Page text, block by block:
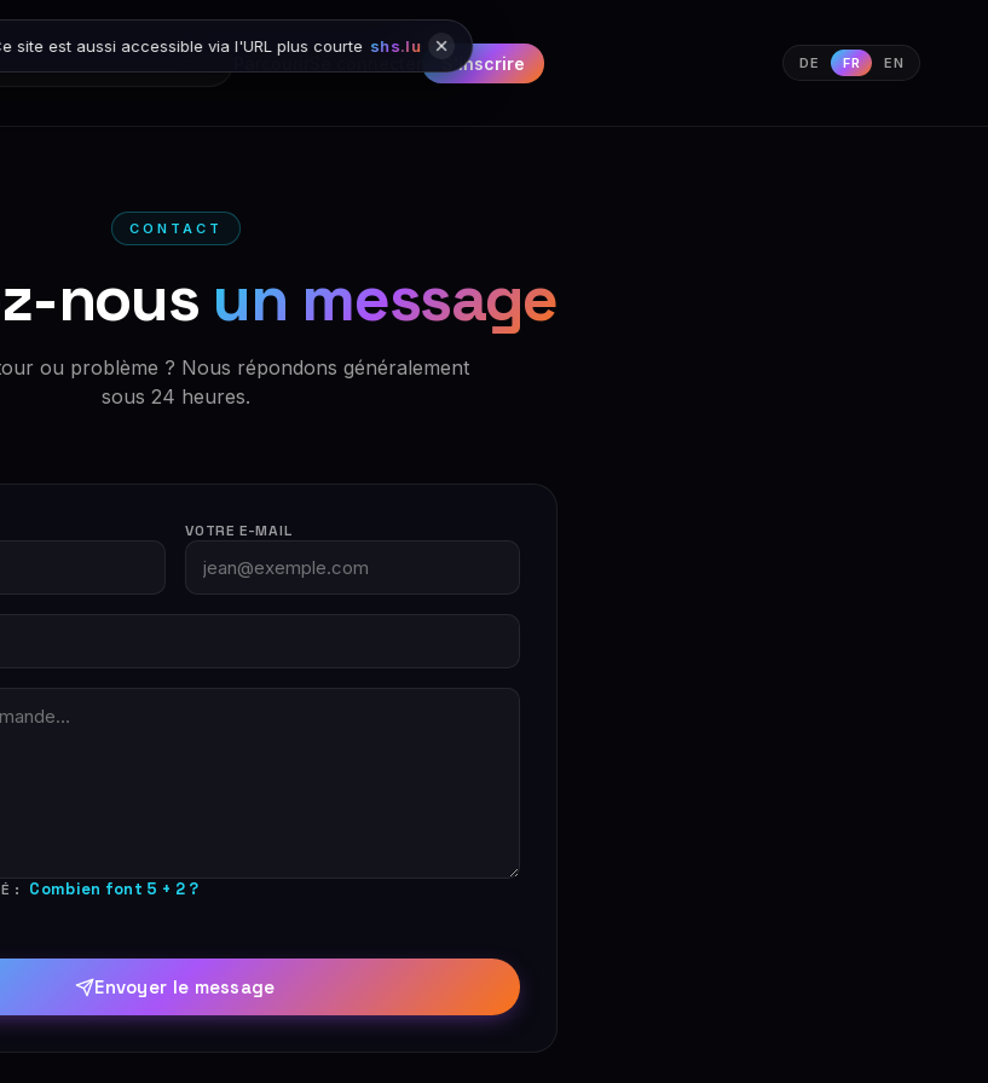
S'inscrire DE FR EN
site est aussi accessible via l'URL plus courte shs.lu
CONTACT
nous un message
ou problème ? Nous répondons généralement
sous 24 heures.
VOTRE E-MAIL
: Combien font 5 + 2 ?
Envoyer le message